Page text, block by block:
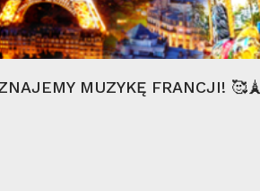
MUZYKĘ FRANCJI! 🥰🗼